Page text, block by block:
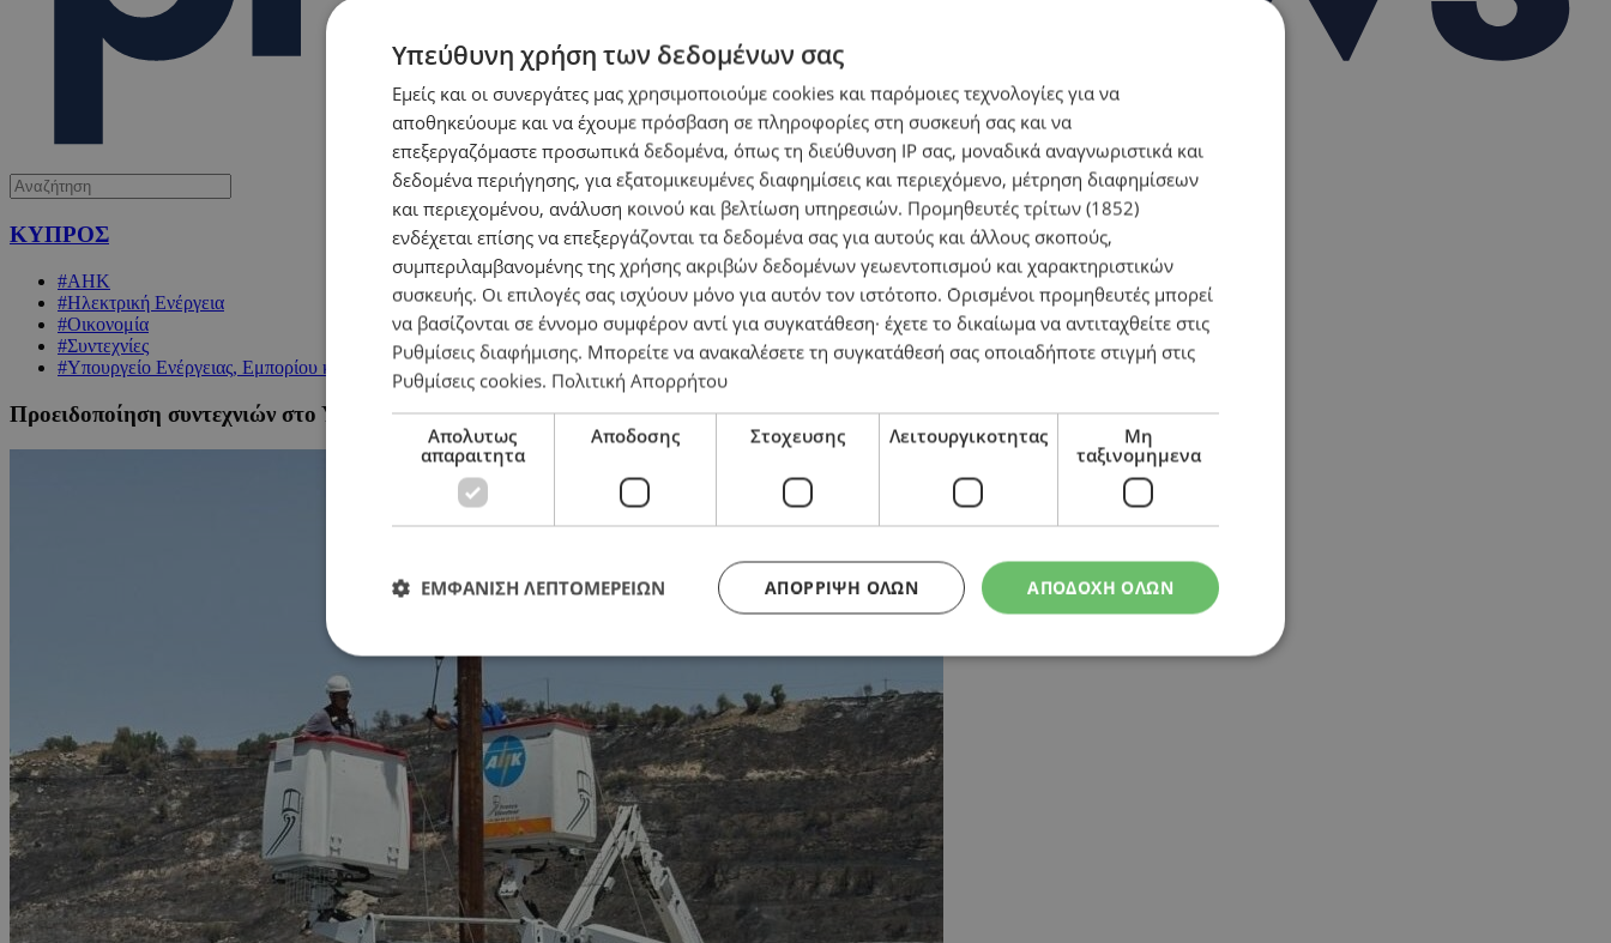
ΚΥΠΡΟΣ
#ΑΗΚ
#Ηλεκτρική Ενέργεια
#Οικονομία
#Συντεχνίες
#Υπουργείο Ενέργειας, Εμπορίου και Βιομηχανίας
Προειδοποίηση συντεχνιών στο Υπουργείο Ενέργειας και την ΑΗΚ για παραγκωνισμό της Δεκέλειας και ανεπάρκεια ηλεκτρισμού
Υπεύθυνη χρήση των δεδομένων σας
Εμείς και οι συνεργάτες μας χρησιμοποιούμε cookies και παρόμοιες τεχνολογίες για να
αποθηκεύουμε και να έχουμε πρόσβαση σε πληροφορίες στη συσκευή σας και να
επεξεργαζόμαστε προσωπικά δεδομένα, όπως τη διεύθυνση IP σας, μοναδικά αναγνωριστικά και
δεδομένα περιήγησης, για εξατομικευμένες διαφημίσεις και περιεχόμενο, μέτρηση διαφημίσεων
και περιεχομένου, ανάλυση κοινού και βελτίωση υπηρεσιών. Προμηθευτές τρίτων (1852)
ενδέχεται επίσης να επεξεργάζονται τα δεδομένα σας για αυτούς και άλλους σκοπούς,
συμπεριλαμβανομένης της χρήσης ακριβών δεδομένων γεωεντοπισμού και χαρακτηριστικών
συσκευής. Οι επιλογές σας ισχύουν μόνο για αυτόν τον ιστότοπο. Ορισμένοι προμηθευτές μπορεί
να βασίζονται σε έννομο συμφέρον αντί για συγκατάθεση· έχετε το δικαίωμα να αντιταχθείτε στις
Ρυθμίσεις διαφήμισης. Μπορείτε να ανακαλέσετε τη συγκατάθεσή σας οποιαδήποτε στιγμή στις
Ρυθμίσεις cookies. Πολιτική Απορρήτου
Απολυτως
απαραιτητα
Αποδοσης Στοχευσης Λειτουργικοτητας
Μη
ταξινομημενα
ΑΠΟΔΟΧΗ ΟΛΩΝ
ΑΠΌΡΡΙΨΗ ΌΛΩΝ
ΕΜΦΑΝΙΣΗ ΛΕΠΤΟΜΕΡΕΙΩΝ